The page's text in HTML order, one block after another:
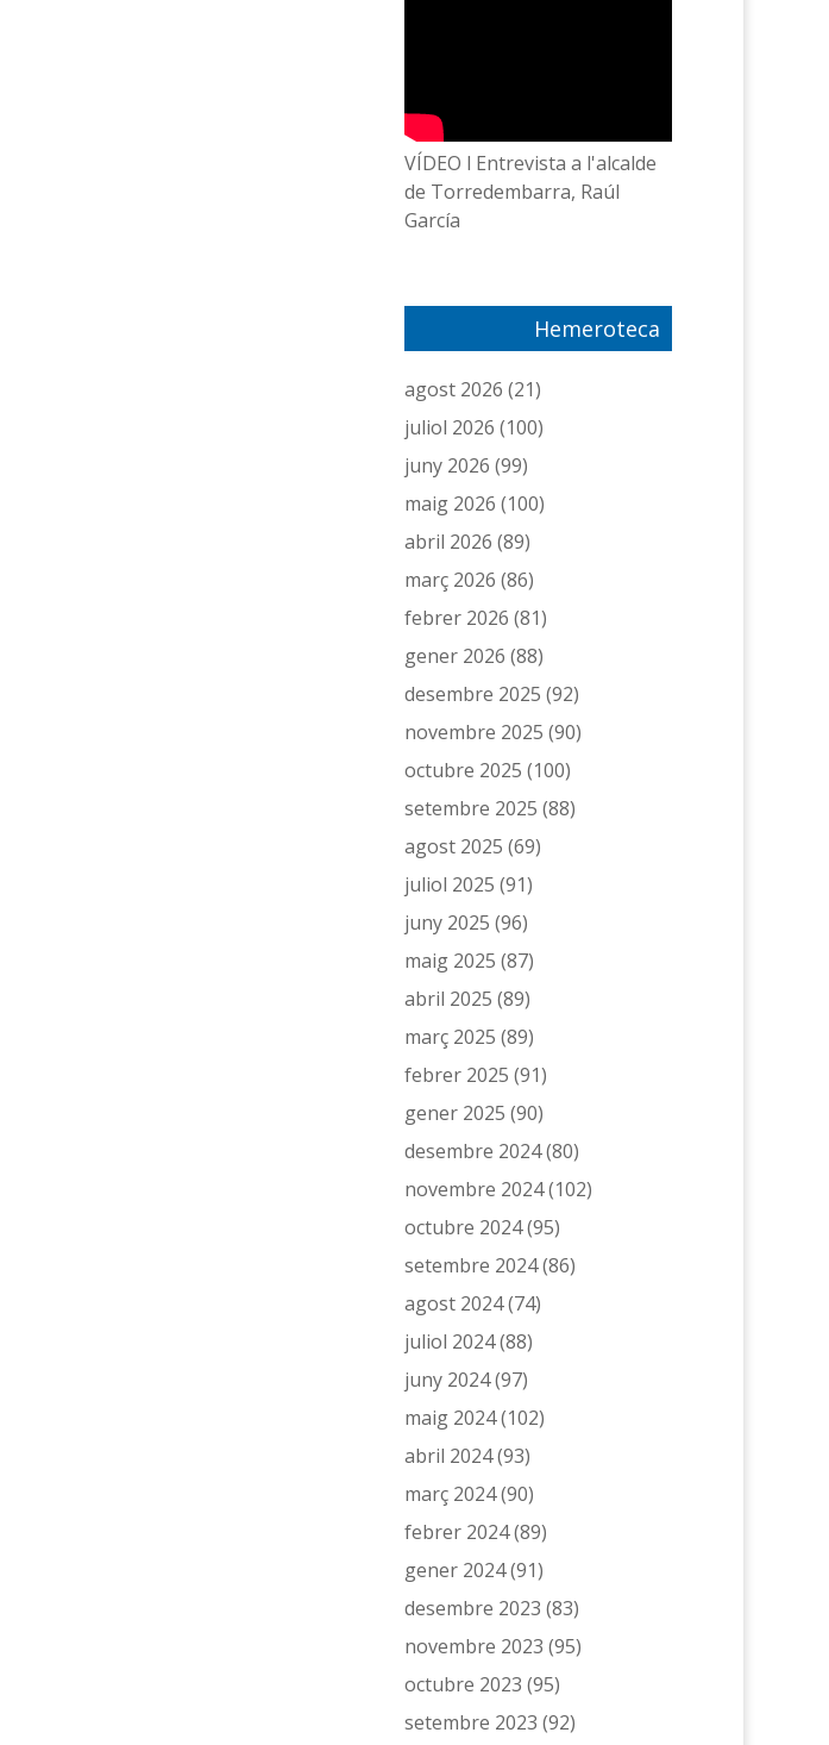
VÍDEO l Entrevista a l'alcalde
de Torredembarra, Raúl
García
Hemeroteca
agost 2026 (21)
juliol 2026 (100)
juny 2026 (99)
maig 2026 (100)
abril 2026 (89)
març 2026 (86)
febrer 2026 (81)
gener 2026 (88)
desembre 2025 (92)
novembre 2025 (90)
octubre 2025 (100)
setembre 2025 (88)
agost 2025 (69)
juliol 2025 (91)
juny 2025 (96)
maig 2025 (87)
abril 2025 (89)
març 2025 (89)
febrer 2025 (91)
gener 2025 (90)
desembre 2024(80)
novembre 2024(102)
octubre 2024(95)
setembre 2024(86)
agost 2024(74)
juliol 2024(88)
juny 2024(97)
maig 2024(102)
abril 2024(93)
març 2024(90)
febrer 2024(89)
gener 2024(91)
desembre 2023 (83)
novembre 2023 (95)
octubre 2023 (95)
setembre 2023 (92)